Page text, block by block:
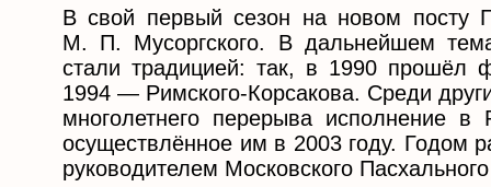
В свой первый сезон на новом посту
М. П. Мусоргского. В дальнейшем
стали традицией: так, в 1990 прошёл
1994 ― Римского-Корсакова. Среди
многолетнего перерыва исполнение в
осуществлённое им в 2003 году. Годом
руководителем Московского